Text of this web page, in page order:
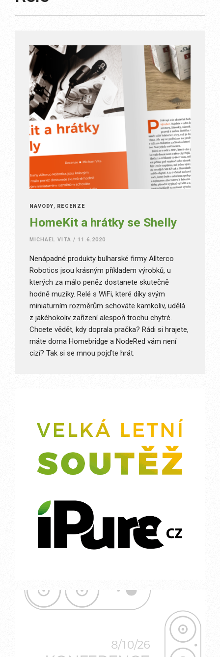
NÁVODY RECENZE
HomeKit a hrátky se Shelly
MICHAEL VITA / 11.6.2020
Nenápadné produkty bulharské firmy Allterco
Robotics jsou krásným příkladem výrobků, u
kterých za málo peněz dostanete skutečně
hodně muziky. Relé s WiFi, které díky svým
miniaturním rozměrům schováte kamkoliv, udělá
z jakéhokoliv zařízení alespoň trochu chytré.
Chcete vědět, kdy doprala pračka? Rádi si hrajete,
máte doma Homebridge a NodeRed vám není
cizí? Tak si se mnou pojďte hrát.